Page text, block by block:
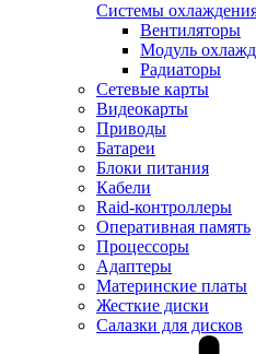
Системы
Вентиляторы
Модуль
Радиаторы
Сетевые карты
Видеокарты
Приводы
Батареи
Блоки питания
Кабели
Raid-контроллеры
Оперативная память
Процессоры
Адаптеры
Материнские платы
Жесткие диски
Салазки для дисков